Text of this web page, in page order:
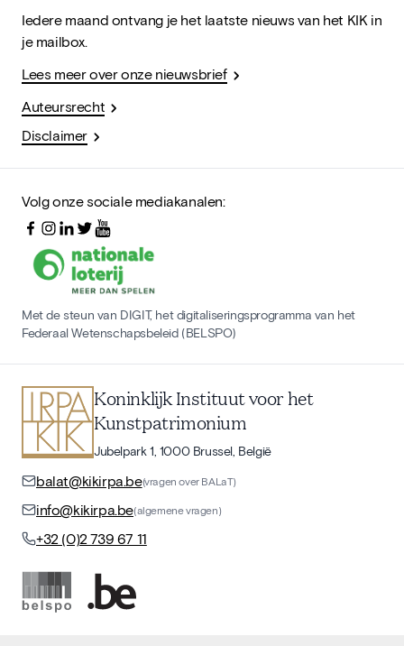
Iedere maand ontvang je het laatste nieuws van het KIK in
je mailbox.
Lees meer over onze nieuwsbrief
Auteursrecht
Disclaimer
Volg onze sociale mediakanalen:
Met de steun van DIGIT, het digitaliseringsprogramma van het
Federaal Wetenschapsbeleid (BELSPO)
Koninklijk Instituut voor het
Kunstpatrimonium
Jubelpark 1, 1000 Brussel, België
balat@kikirpa.be(vragen over BALaT)
info@kikirpa.be(algemene vragen)
+32 (0)2 739 67 11